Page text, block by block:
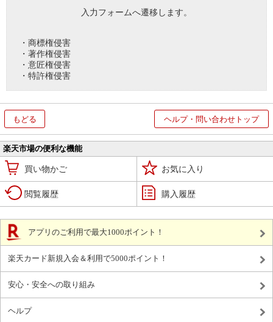
入力フォームへ遷移します。
・商標権侵害
・著作権侵害
・意匠権侵害
・特許権侵害
もどる ヘルプ・問い合わせトップ
楽天市場の便利な機能
買い物かご お気に入り
閲覧履歴 購入履歴
アプリのご利用で最大1000ポイント！
楽天カード新規入会＆利用で5000ポイント！
安心・安全への取り組み
ヘルプ